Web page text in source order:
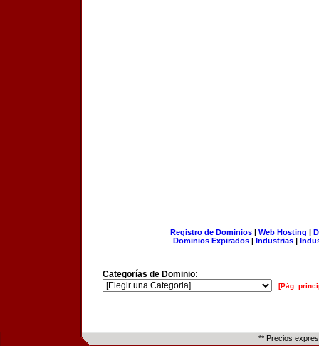
Registro de Dominios| Web Hosting |
Dominios Expirados | Industrias |
Categorías de Dominio:
[Pág.
** Precios